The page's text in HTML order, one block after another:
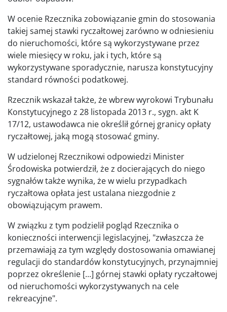
W ocenie Rzecznika zobowiązanie gmin do stosowania
takiej samej stawki ryczałtowej zarówno w odniesieniu
do nieruchomości, które są wykorzystywane przez
wiele miesięcy w roku, jak i tych, które są
wykorzystywane sporadycznie, narusza konstytucyjny
standard równości podatkowej.
Rzecznik wskazał także, że wbrew wyrokowi Trybunału
Konstytucyjnego z 28 listopada 2013 r., sygn. akt K
17/12, ustawodawca nie określił górnej granicy opłaty
ryczałtowej, jaką mogą stosować gminy.
W udzielonej Rzecznikowi odpowiedzi Minister
Środowiska potwierdził, że z docierających do niego
sygnałów także wynika, że w wielu przypadkach
ryczałtowa opłata jest ustalana niezgodnie z
obowiązującym prawem.
W związku z tym podzielił pogląd Rzecznika o
konieczności interwencji legislacyjnej, "zwłaszcza że
przemawiają za tym względy dostosowania omawianej
regulacji do standardów konstytucyjnych, przynajmniej
poprzez określenie [...] górnej stawki opłaty ryczałtowej
od nieruchomości wykorzystywanych na cele
rekreacyjne".